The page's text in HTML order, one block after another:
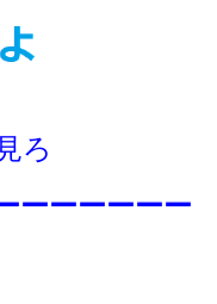
ろ
ーーーーーー